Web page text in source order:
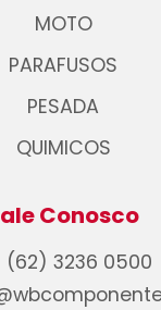
MOTO
PARAFUSOS
PESADA
QUIMICOS
Conosco
(62) 3236 0500